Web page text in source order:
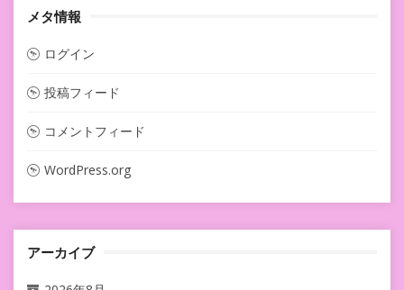
メタ情報
ログイン
投稿フィード
コメントフィード
WordPress.org
アーカイブ